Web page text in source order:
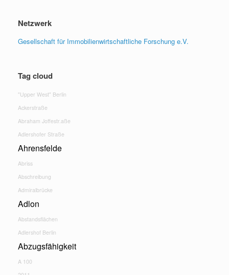
Netzwerk
Gesellschaft für Immobilienwirtschaftliche Forschung e.V.
Tag cloud
"Upper West" Berlin
Ackerstraße
Abraham Joffestr.aße
Adlershofer Straße
Ahrensfelde
Abriss
Abschreibung
Admiralbrücke
Adlon
Abstandsflächen
Adlershof Berlin
Abzugsfähigkeit
A 100